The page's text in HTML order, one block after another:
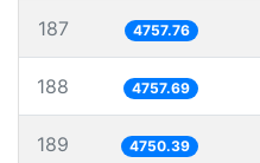
187 4757.76
188 4757.69
189 4750.39